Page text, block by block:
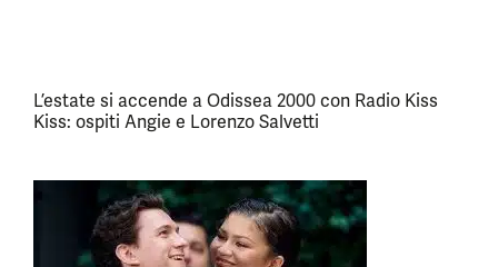
L’estate si accende a Odissea 2000 con Radio Kiss
Kiss: ospiti Angie e Lorenzo Salvetti